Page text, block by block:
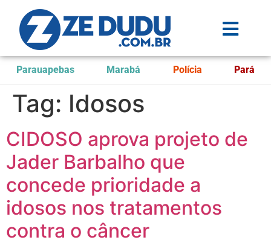
Parauapebas Marabá Polícia Pará
Tag: Idosos
CIDOSO aprova projeto de
Jader Barbalho que
concede prioridade a
idosos nos tratamentos
contra o câncer